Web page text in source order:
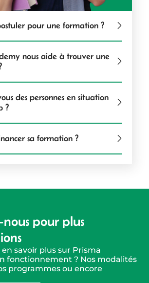
pour une formation ?
nous aide à trouver une
des personnes en situation
?
sa formation ?
pour plus
savoir plus sur Prisma
fonctionnement ? Nos modalités
programmes ou encore